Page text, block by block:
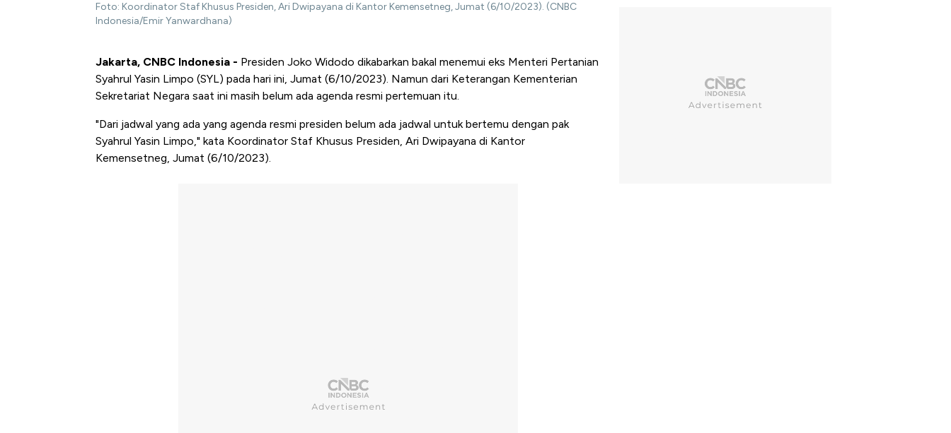
Foto: Koordinator Staf Khusus Presiden, Ari Dwipayana di Kantor Kemensetneg, Jumat (6/10/2023). (CNBC
Indonesia/Emir Yanwardhana)
Jakarta, CNBC Indonesia - Presiden Joko Widodo dikabarkan bakal menemui eks Menteri Pertanian
Syahrul Yasin Limpo (SYL) pada hari ini, Jumat (6/10/2023). Namun dari Keterangan Kementerian
Sekretariat Negara saat ini masih belum ada agenda resmi pertemuan itu.
"Dari jadwal yang ada yang agenda resmi presiden belum ada jadwal untuk bertemu dengan pak
Syahrul Yasin Limpo," kata Koordinator Staf Khusus Presiden, Ari Dwipayana di Kantor
Kemensetneg, Jumat (6/10/2023).